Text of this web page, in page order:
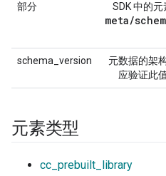
部分 SDK 中的
meta/
schema_version
元数据的架
应验证此
元素类型
cc_prebuilt_library